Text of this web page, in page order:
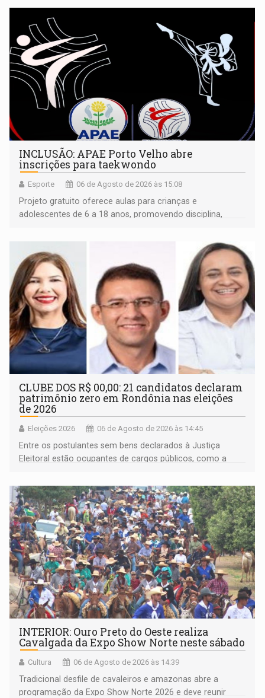
INCLUSÃO: APAE Porto Velho abre
inscrições para taekwondo
Esporte 06 de Agosto de 2026 às 15:08
Projeto gratuito oferece aulas para crianças e
adolescentes de 6 a 18 anos, promovendo disciplina,
CLUBE DOS R$ 00,00: 21 candidatos declaram
patrimônio zero em Rondônia nas eleições
de 2026
Eleições 2026 06 de Agosto de 2026 às 14:45
Entre os postulantes sem bens declarados à Justiça
Eleitoral estão ocupantes de cargos públicos, como a
Pedro Geovar (PP) e a vice-prefeita Magna dos Anjos
(NOVO)
INTERIOR: Ouro Preto do Oeste realiza
Cavalgada da Expo Show Norte neste sábado
Cultura 06 de Agosto de 2026 às 14:39
Tradicional desfile de cavaleiros e amazonas abre a
programação da Expo Show Norte 2026 e deve reunir